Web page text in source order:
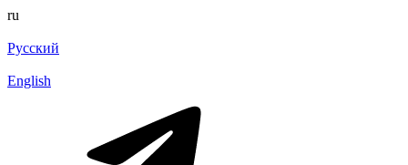
ru
Русский
English